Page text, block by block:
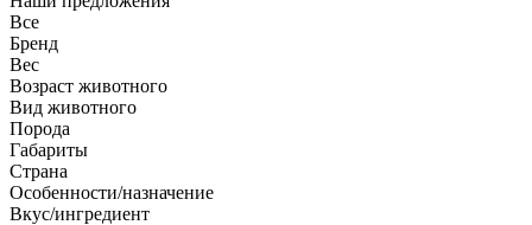
Все
Бренд
Вес
Возраст животного
Вид животного
Порода
Габариты
Страна
Особенности/назначение
Вкус/ингредиент